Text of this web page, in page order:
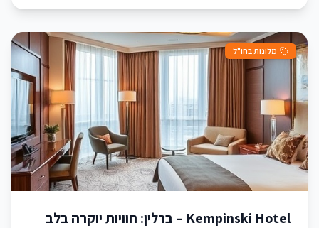
מלונות בחו"ל
Kempinski Hotel – ברלין: חוויות יוקרה בלב